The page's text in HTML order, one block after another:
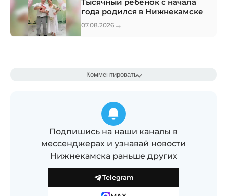
года родился в Нижнекамске
07.08.2026 →
Комментировать
Подпишись на наши каналы в
мессенджерах и узнавай новости
Нижнекамска раньше других
Telegram